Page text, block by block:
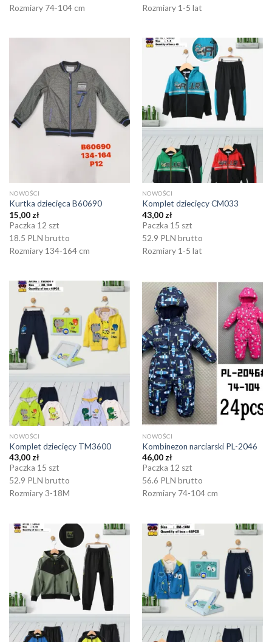
Rozmiary 74-104 cm Rozmiary 1-5 lat
NOWOŚCI
Kurtka dziecięca B60690
15,00 zł
Paczka 12 szt
18.5 PLN brutto
Rozmiary 134-164 cm
NOWOŚCI
Komplet dziecięcy CM033
43,00 zł
Paczka 15 szt
52.9 PLN brutto
Rozmiary 1-5 lat
NOWOŚCI
Komplet dziecięcy TM3600
43,00zł
Paczka 15 szt
52.9 PLN brutto
Rozmiary 3-18M
NOWOŚCI
Kombinezon narciarski PL-2046
46,00zł
Paczka 12 szt
56.6 PLN brutto
Rozmiary 74-104 cm